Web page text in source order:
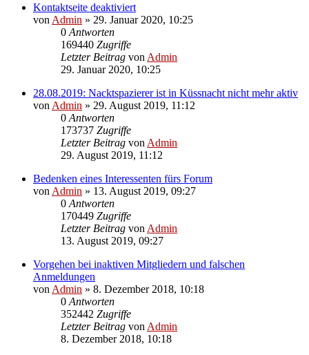
Kontaktseite deaktiviert
von Admin » 29. Januar 2020, 10:25
0 Antworten
169440 Zugriffe
Letzter Beitrag von Admin
29. Januar 2020, 10:25
28.08.2019: Nacktspazierer ist in Küssnacht nicht mehr aktiv
von Admin » 29. August 2019, 11:12
0 Antworten
173737 Zugriffe
Letzter Beitrag von Admin
29. August 2019, 11:12
Bedenken eines Interessenten fürs Forum
von Admin » 13. August 2019, 09:27
0 Antworten
170449 Zugriffe
Letzter Beitrag von Admin
13. August 2019, 09:27
Vorgehen bei inaktiven Mitgliedern und falschen
Anmeldungen
von Admin » 8. Dezember 2018, 10:18
0 Antworten
352442 Zugriffe
Letzter Beitrag von Admin
8. Dezember 2018, 10:18